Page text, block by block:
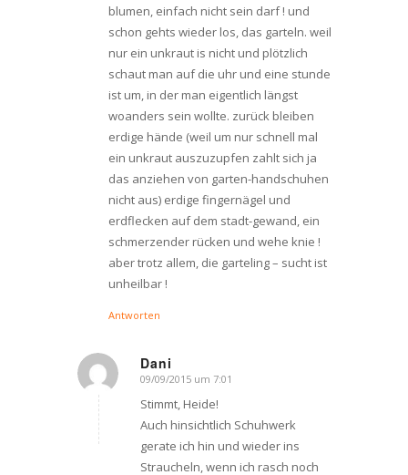
blumen, einfach nicht sein darf ! und
schon gehts wieder los, das garteln. weil
nur ein unkraut is nicht und plötzlich
schaut man auf die uhr und eine stunde
ist um, in der man eigentlich längst
woanders sein wollte. zurück bleiben
erdige hände (weil um nur schnell mal
ein unkraut auszuzupfen zahlt sich ja
das anziehen von garten-handschuhen
nicht aus) erdige fingernägel und
erdflecken auf dem stadt-gewand, ein
schmerzender rücken und wehe knie !
aber trotz allem, die garteling – sucht ist
unheilbar !
Antworten
Dani
says:
09/09/2015 um 7:01
Stimmt, Heide!
Auch hinsichtlich Schuhwerk
gerate ich hin und wieder ins
Straucheln, wenn ich rasch noch